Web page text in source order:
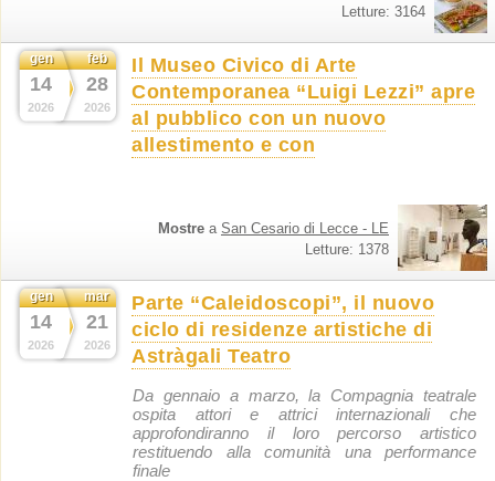
Letture: 3164
gen
14
2026
feb
28
2026
Il Museo Civico di Arte
Contemporanea “Luigi Lezzi” apre
al pubblico con un nuovo
allestimento e con
Mostre a San Cesario di Lecce - LE
Letture: 1378
gen
14
2026
mar
21
2026
Parte “Caleidoscopi”, il nuovo
ciclo di residenze artistiche di
Astràgali Teatro
Da gennaio a marzo, la Compagnia teatrale
ospita attori e attrici internazionali che
approfondiranno il loro percorso artistico
restituendo alla comunità una performance
finale